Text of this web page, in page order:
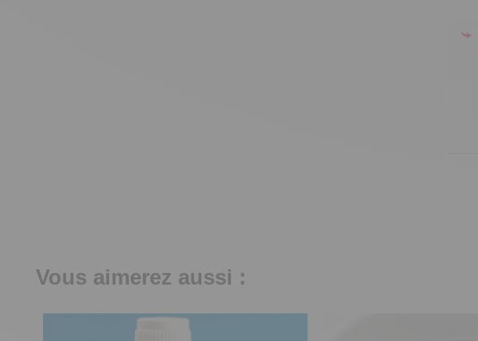
Vous aimerez aussi :